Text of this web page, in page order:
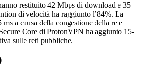
restituito 42 Mbps di download e 35
di velocità ha raggiunto l’84%. La
ms a causa della congestione della rete
Core di ProtonVPN ha aggiunto 15-
sulle reti pubbliche.